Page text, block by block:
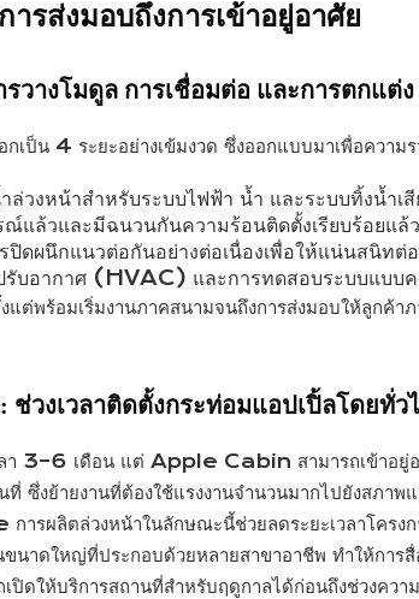
รส่งมอบถึงการเข้าอยู่อาศัย
วางโมดูล การเชื่อมต่อ และการตกแต่ง
4 ระยะอย่างเข้มงวด ซึ่งออกแบบมาเพื่อความร
วงหน้าสำหรับระบบไฟฟ้า น้ำ และระบบทิ้งน้ำเสี
แล้วและมีฉนวนกันความร้อนติดตั้งเรียบร้อยแล้ว
ปิดผนึกแนวต่อกันอย่างต่อเนื่องเพื่อให้แน่นสนิทต่
รับอากาศ (HVAC) และการทดสอบระบบแบบค
แต่พร้อมเริ่มงานภาคสนามจนถึงการส่งมอบให้ลูก
ช่วงเวลาติดตั้งกระท่อมแอปเปิ้ลโดยทั่ว
3–6 เดือน แต่ Apple Cabin สามารถเข้าอยู่อ
ซึ่งย้ายงานที่ต้องใช้แรงงานจำนวนมากไปยังสภา
ล่วงหน้าในลักษณะนี้ช่วยลดระยะเวลาโครงก
ดใหญ่ที่ประกอบด้วยหลายสาขาอาชีพ ทำให้การสื่
ปิดให้บริการสถานที่สำหรับฤดูกาลได้ก่อนถึงช่วงควา